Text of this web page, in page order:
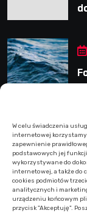
W celu świadczenia
internetowej korzystamy
zapewnienie
podstawowych jej
wykorzystywane do
internetowej, a także do
cookies podmiotów
analitycznych i
urządzeniu końcowym
przycisk "Akceptuję".
To się czyta!